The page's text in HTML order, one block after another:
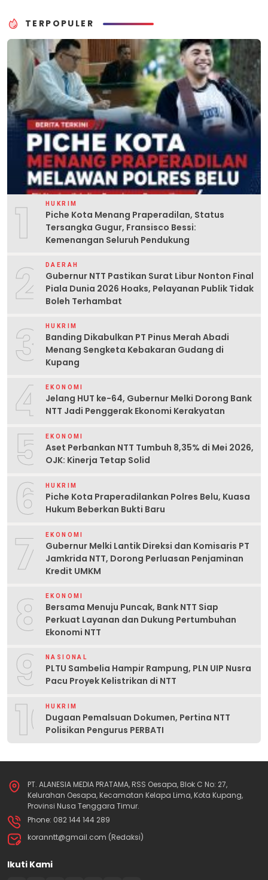
TERPOPULER
1 HUKRIM
Piche Kota Menang Praperadilan, Status
Tersangka Gugur, Fransisco Bessi:
Kemenangan Seluruh Pendukung
2 DAERAH
Gubernur NTT Pastikan Surat Libur Nonton Final
Piala Dunia 2026 Hoaks, Pelayanan Publik Tidak
Boleh Terhambat
3 HUKRIM
Banding Dikabulkan PT Pinus Merah Abadi
Menang Sengketa Kebakaran Gudang di
Kupang
4 EKONOMI
Jelang HUT ke-64, Gubernur Melki Dorong Bank
NTT Jadi Penggerak Ekonomi Kerakyatan
5 EKONOMI
Aset Perbankan NTT Tumbuh 8,35% di Mei 2026,
OJK: Kinerja Tetap Solid
6 HUKRIM
Piche Kota Praperadilankan Polres Belu, Kuasa
Hukum Beberkan Bukti Baru
7 EKONOMI
Gubernur Melki Lantik Direksi dan Komisaris PT
Jamkrida NTT, Dorong Perluasan Penjaminan
Kredit UMKM
8 EKONOMI
Bersama Menuju Puncak, Bank NTT Siap
Perkuat Layanan dan Dukung Pertumbuhan
Ekonomi NTT
9 NASIONAL
PLTU Sambelia Hampir Rampung, PLN UIP Nusra
Pacu Proyek Kelistrikan di NTT
10HUKRIM
Dugaan Pemalsuan Dokumen, Pertina NTT
Polisikan Pengurus PERBATI
PT. ALANESIA MEDIA PRATAMA, RSS Oesapa, Blok C No: 27,
Kelurahan Oesapa, Kecamatan Kelapa Lima, Kota Kupang,
Provinsi Nusa Tenggara Timur.
Phone: 082 144 144 289
koranntt@gmail.com (Redaksi)
Ikuti Kami